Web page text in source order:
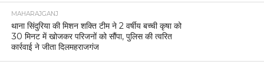
MAHARAJGANJ
थाना सिंदुरिया की मिशन शक्ति टीम ने 2 वर्षीय बच्ची कृषा को
30 मिनट में खोजकर परिजनों को सौंपा, पुलिस की त्वरित
कार्रवाई ने जीता दिलमहराजगंज